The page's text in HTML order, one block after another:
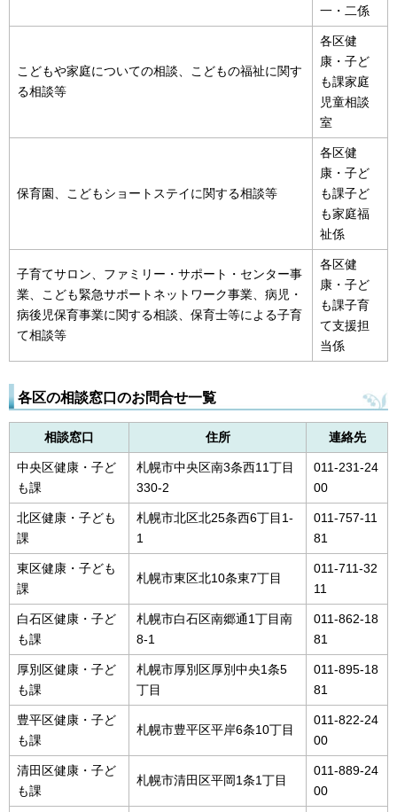
一・二係
こどもや家庭についての相談、こどもの福祉に関す
る相談等
各区健
康・子ど
も課家庭
児童相談
室
保育園、こどもショートステイに関する相談等
各区健
康・子ど
も課子ど
も家庭福
祉係
子育てサロン、ファミリー・サポート・センター事
業、こども緊急サポートネットワーク事業、病児・
病後児保育事業に関する相談、保育士等による子育
て相談等
各区健
康・子ど
も課子育
て支援担
当係
各区の相談窓口のお問合せ一覧
相談窓口 住所 連絡先
中央区健康・子ど
も課
札幌市中央区南3条西11丁目
330-2
011-231-24
00
北区健康・子ども
課
札幌市北区北25条西6丁目1-
1
011-757-11
81
東区健康・子ども
課
札幌市東区北10条東7丁目
011-711-32
11
白石区健康・子ど
も課
札幌市白石区南郷通1丁目南
8-1
011-862-18
81
厚別区健康・子ど
も課
札幌市厚別区厚別中央1条5
丁目
011-895-18
81
豊平区健康・子ど
も課
札幌市豊平区平岸6条10丁目
011-822-24
00
清田区健康・子ど
も課
札幌市清田区平岡1条1丁目
011-889-24
00